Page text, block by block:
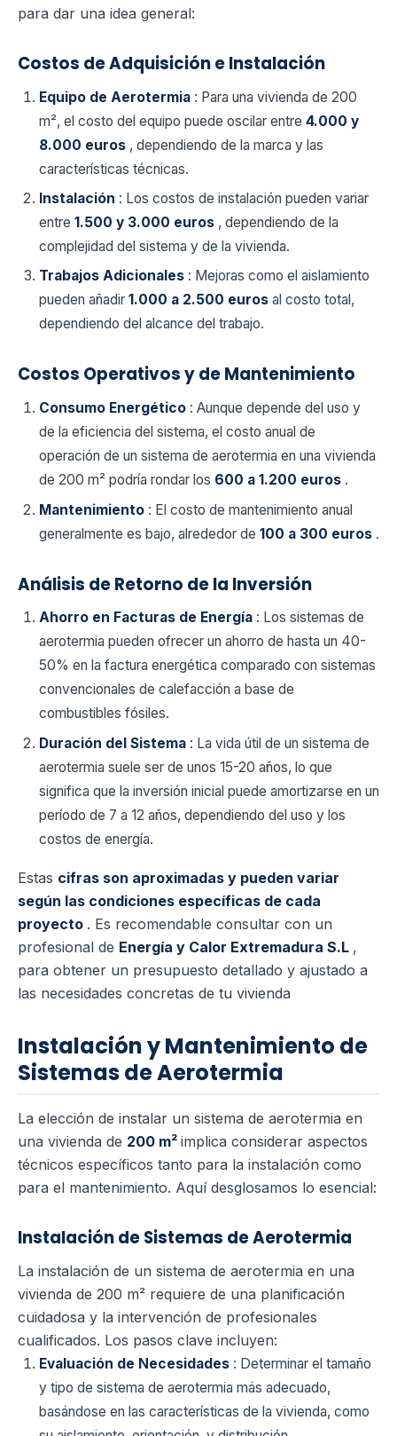
para dar una idea general:
Costos de Adquisición e Instalación
Equipo de Aerotermia : Para una vivienda de 200
m², el costo del equipo puede oscilar entre 4.000 y
8.000 euros , dependiendo de la marca y las
características técnicas.
Instalación : Los costos de instalación pueden variar
entre 1.500 y 3.000 euros , dependiendo de la
complejidad del sistema y de la vivienda.
Trabajos Adicionales : Mejoras como el aislamiento
pueden añadir 1.000 a 2.500 euros al costo total,
dependiendo del alcance del trabajo.
Costos Operativos y de Mantenimiento
Consumo Energético : Aunque depende del uso y
de la eficiencia del sistema, el costo anual de
operación de un sistema de aerotermia en una vivienda
de 200 m² podría rondar los 600 a 1.200 euros .
Mantenimiento : El costo de mantenimiento anual
generalmente es bajo, alrededor de 100 a 300 euros .
Análisis de Retorno de la Inversión
Ahorro en Facturas de Energía : Los sistemas de
aerotermia pueden ofrecer un ahorro de hasta un 40-
50% en la factura energética comparado con sistemas
convencionales de calefacción a base de
combustibles fósiles.
Duración del Sistema : La vida útil de un sistema de
aerotermia suele ser de unos 15-20 años, lo que
significa que la inversión inicial puede amortizarse en un
período de 7 a 12 años, dependiendo del uso y los
costos de energía.
Estas cifras son aproximadas y pueden variar
según las condiciones específicas de cada
proyecto . Es recomendable consultar con un
profesional de Energía y Calor Extremadura S.L ,
para obtener un presupuesto detallado y ajustado a
las necesidades concretas de tu vivienda
Instalación y Mantenimiento de
Sistemas de Aerotermia
La elección de instalar un sistema de aerotermia en
una vivienda de 200 m² implica considerar aspectos
técnicos específicos tanto para la instalación como
para el mantenimiento. Aquí desglosamos lo esencial:
Instalación de Sistemas de Aerotermia
La instalación de un sistema de aerotermia en una
vivienda de 200 m² requiere de una planificación
cuidadosa y la intervención de profesionales
cualificados. Los pasos clave incluyen:
Evaluación de Necesidades : Determinar el tamaño
y tipo de sistema de aerotermia más adecuado,
basándose en las características de la vivienda, como